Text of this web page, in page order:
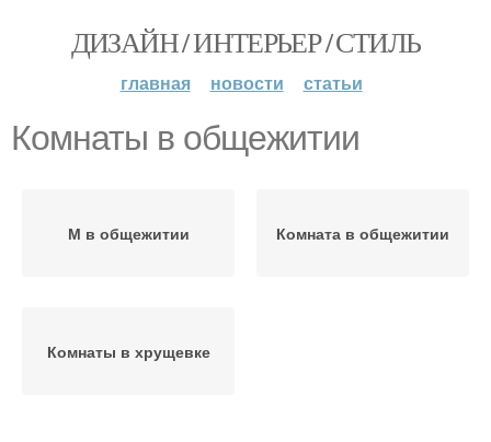
ДИЗАЙН / ИНТЕРЬЕР / СТИЛЬ
главная новости статьи
Комнаты в общежитии
М в общежитии Комната в общежитии
Комнаты в хрущевке